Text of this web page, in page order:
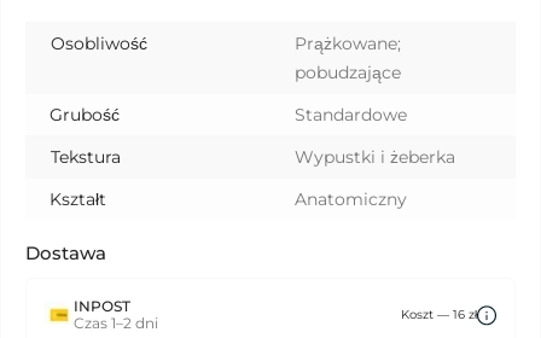
Osobliwość
Prążkowane;
pobudzające
Grubość
Standardowe
Tekstura
Wypustki i żeberka
Kształt
Anatomiczny
Dostawa
INPOST
Czas 1–2 dni
Koszt — 16 zł